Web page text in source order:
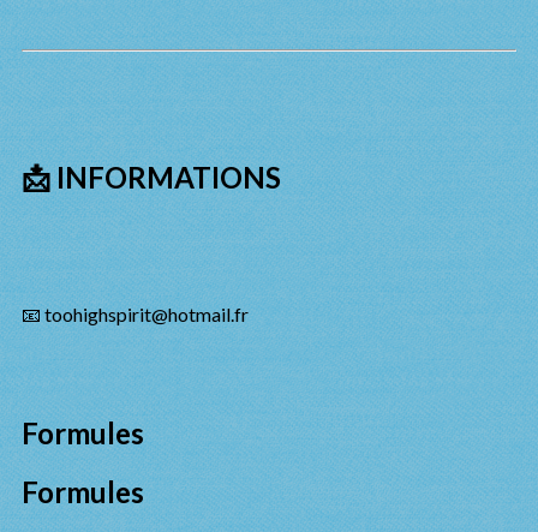
📩 INFORMATIONS
📧 toohighspirit@hotmail.fr
Formules
Formules